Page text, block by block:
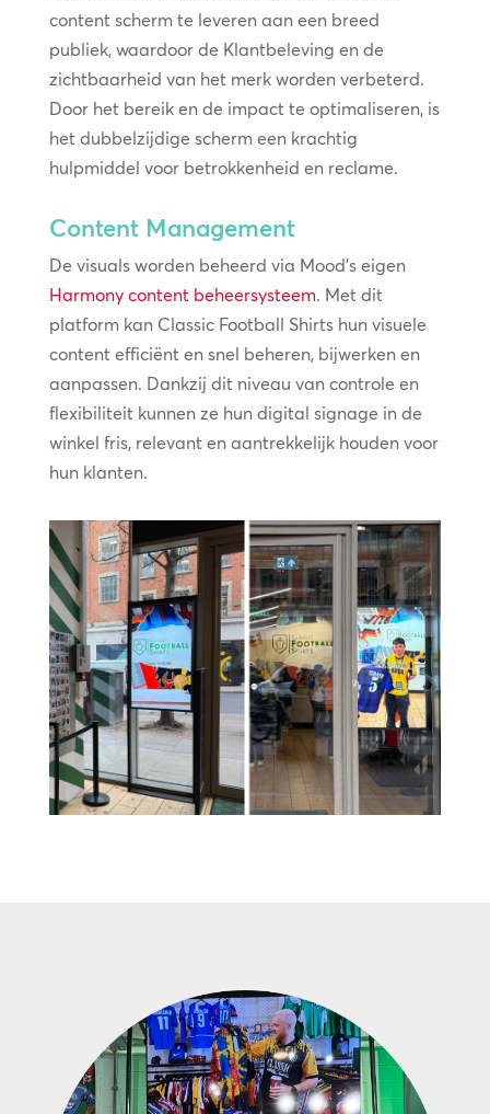
content scherm te leveren aan een breed
publiek, waardoor de Klantbeleving en de
zichtbaarheid van het merk worden verbeterd.
Door het bereik en de impact te optimaliseren, is
het dubbelzijdige scherm een krachtig
hulpmiddel voor betrokkenheid en reclame.
Content Management
De visuals worden beheerd via Mood’s eigen
Harmony content beheersysteem. Met dit
platform kan Classic Football Shirts hun visuele
content efficiënt en snel beheren, bijwerken en
aanpassen. Dankzij dit niveau van controle en
flexibiliteit kunnen ze hun digital signage in de
winkel fris, relevant en aantrekkelijk houden voor
hun klanten.